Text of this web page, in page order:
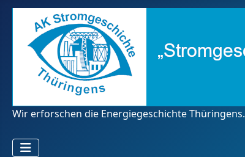
Wir erforschen die Energiegeschichte Thüringens.